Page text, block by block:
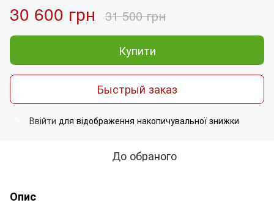
30 600 грн 31 500 грн
Купити
Быстрый заказ
Ввійти для відображення накопичувальної знижки
До обраного
Опис